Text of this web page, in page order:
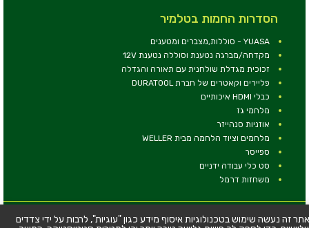
הסדרות החמות בטלמיר
YUASA - סוללות,מצברים ומטענים
מקדחה/מברגה נטענת וסוללה נטענת 12V
זכוכית מגדלת שולחנית עם תאורה והגדלה
פליירים וקאטרים של חברת DURATOOL
כבלי HDMI איכותיים
מלחמי גז
אוזניות סנהייזר
מלחמים וציוד הלחמה מבית WELLER
ספייסר
סט כלי עבודה ידניים
משחזות דרמל
© כל הזכויות שמורות - טלמיר אלקטרוניקה בע''מ
זה נעשה שימוש בטכנולוגיות איסוף מידע כגון "עוגיות", לרבות על ידי צדדים